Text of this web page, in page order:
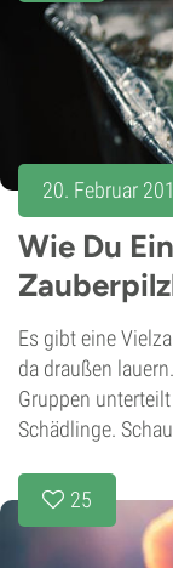
20. Februar
Wie Du
Es gibt eine
da draußen
Gruppen
Schädlinge.
25